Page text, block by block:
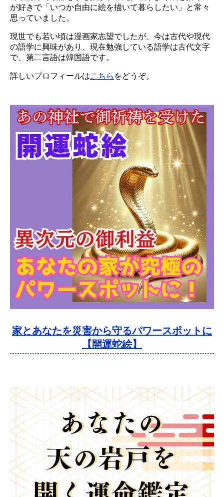
が好きで「いつか自由に絵を描いて暮らしたい」と常々
思っていました。
現世でも若い頃は漫画家志望でしたが、今は古代や現代
の語学に興味があり、現在勉強している語学は古代文字
で、第二言語は韓国語です。
詳しいプロフィールはこちら をどうぞ。
家とあなたを災害から守るパワースポットに
【開運蛇絵】